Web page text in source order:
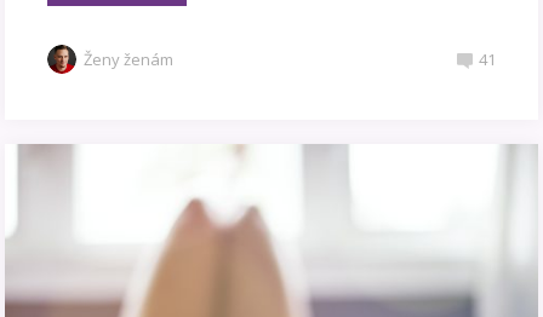
Ženy ženám 41